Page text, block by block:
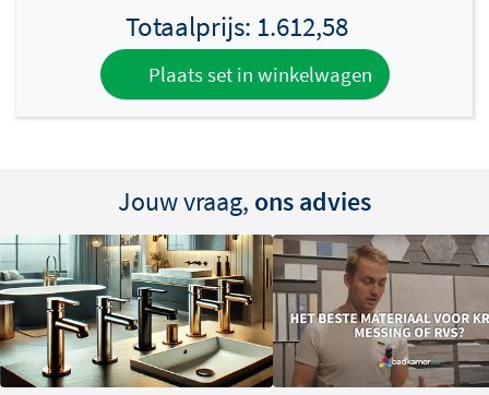
Totaalprijs: 1.612,58
Plaats set in winkelwagen
Jouw vraag, ons advies